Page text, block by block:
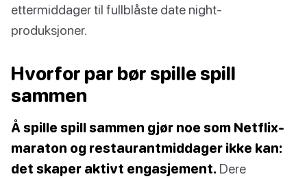
ettermiddager til fullblåste date night-
produksjoner.
Hvorfor par bør spille spill
sammen
Å spille spill sammen gjør noe som Netflix-
maraton og restaurantmiddager ikke kan:
det skaper aktivt engasjement. Dere